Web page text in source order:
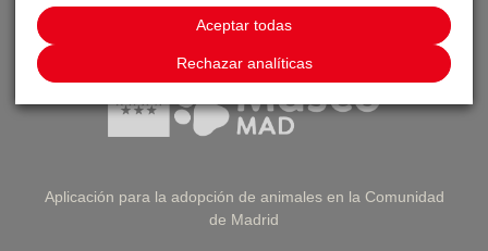
Aplicación para la adopción de animales en la Comunidad
de Madrid
Aceptar todas
Rechazar analíticas